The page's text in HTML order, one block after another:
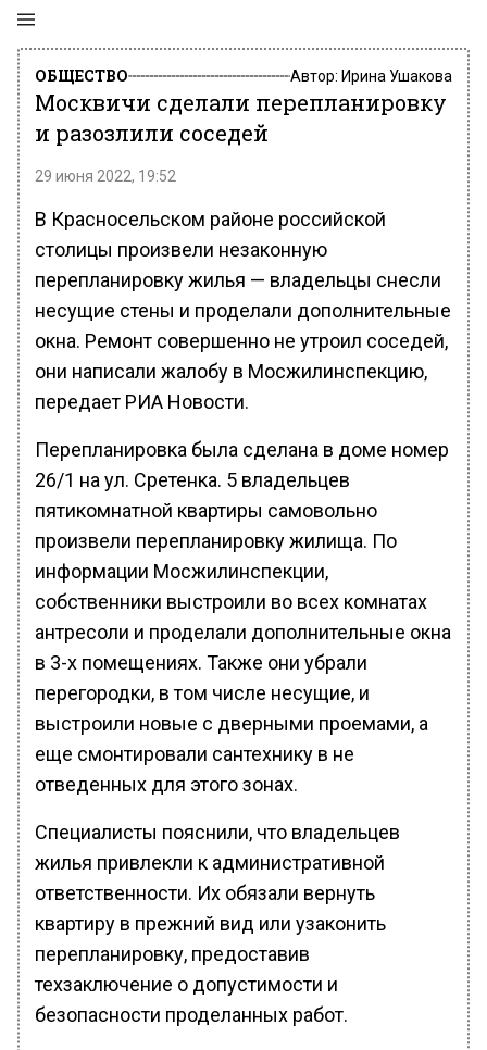
ОБЩЕСТВО Автор: Ирина Ушакова
Москвичи сделали перепланировку
и разозлили соседей
29 июня 2022, 19:52
В Красносельском районе российской
столицы произвели незаконную
перепланировку жилья — владельцы снесли
несущие стены и проделали дополнительные
окна. Ремонт совершенно не утроил соседей,
они написали жалобу в Мосжилинспекцию,
передает РИА Новости.
Перепланировка была сделана в доме номер
26/1 на ул. Сретенка. 5 владельцев
пятикомнатной квартиры самовольно
произвели перепланировку жилища. По
информации Мосжилинспекции,
собственники выстроили во всех комнатах
антресоли и проделали дополнительные окна
в 3-х помещениях. Также они убрали
перегородки, в том числе несущие, и
выстроили новые с дверными проемами, а
еще смонтировали сантехнику в не
отведенных для этого зонах.
Специалисты пояснили, что владельцев
жилья привлекли к административной
ответственности. Их обязали вернуть
квартиру в прежний вид или узаконить
перепланировку, предоставив
техзаключение о допустимости и
безопасности проделанных работ.